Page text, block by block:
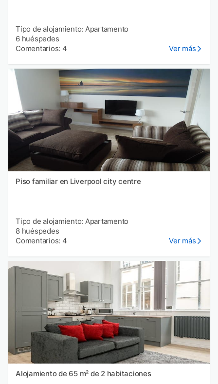
Tipo de alojamiento: Apartamento
6 huéspedes
Comentarios: 4
Ver más
Piso familiar en Liverpool city centre
Tipo de alojamiento: Apartamento
8 huéspedes
Comentarios: 4
Ver más
Alojamiento de 65 m² de 2 habitaciones